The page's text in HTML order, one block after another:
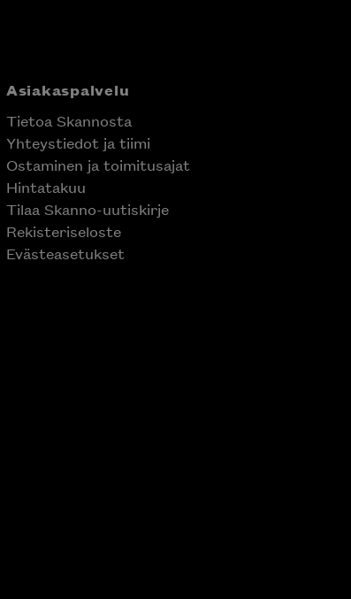
Asiakaspalvelu
Tietoa Skannosta
Yhteystiedot ja tiimi
Ostaminen ja toimitusajat
Hintatakuu
Tilaa Skanno-uutiskirje
Rekisteriseloste
Evästeasetukset